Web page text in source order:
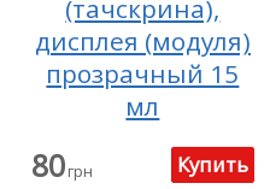
(тачскрина),
дисплея (модуля)
прозрачный 15
мл
80грн